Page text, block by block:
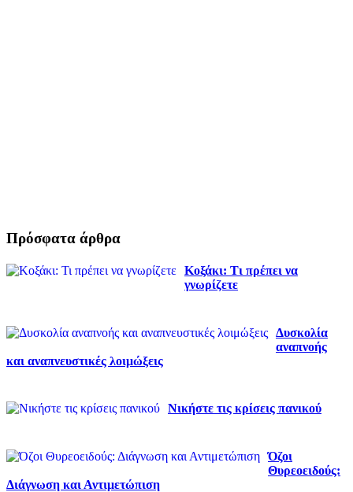
Πρόσφατα άρθρα
Κοξάκι: Τι πρέπει να
γνωρίζετε
Δυσκολία
αναπνοής
και αναπνευστικές λοιμώξεις
Νικήστε τις κρίσεις πανικού
Όζοι
Θυρεοειδούς:
Διάγνωση και Αντιμετώπιση